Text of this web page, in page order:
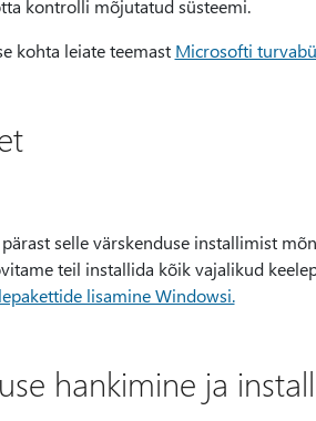
kontrolli mõjutatud süsteemi.
kohta leiate teemast Microsofti
selle värskenduse installimist
teil installida kõik vajalikud
lisamine Windowsi.
hankimine ja